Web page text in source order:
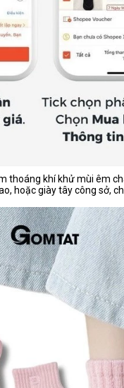
khí khử mùi êm
hoặc giày tây công sở,